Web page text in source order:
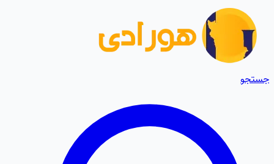
جستجو